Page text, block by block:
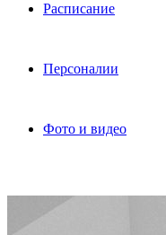
Расписание
Персоналии
Фото и видео